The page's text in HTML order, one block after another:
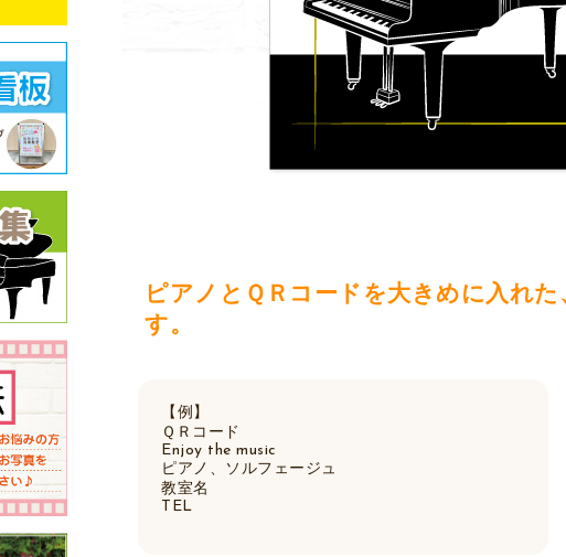
ピアノとＱＲコードを大きめに入れ
す。
【例】
ＱＲコード
Enjoy the music
ピアノ、ソルフェージュ
教室名
TEL